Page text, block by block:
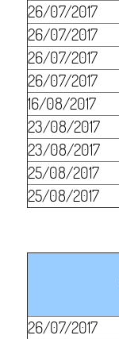
26/07/2017
26/07/2017
26/07/2017
26/07/2017
16/08/2017
23/08/2017
23/08/2017
25/08/2017
25/08/2017
26/07/2017